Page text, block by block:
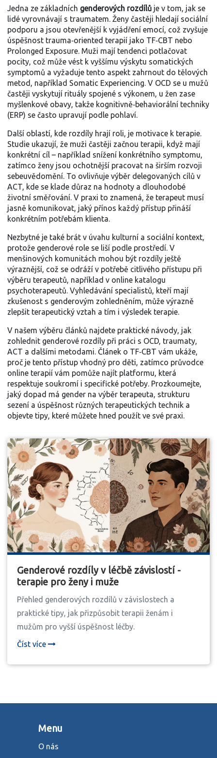
Jedna ze základních genderových rozdílů je v tom, jak se
lidé vyrovnávají s traumatem. Ženy častěji hledají sociální
podporu a jsou otevřenější k vyjádření emocí, což zvyšuje
úspěšnost trauma‑oriented terapií jako TF‑CBT nebo
Prolonged Exposure. Muži mají tendenci potlačovat
pocity, což může vést k vyššímu výskytu somatických
symptomů a vyžaduje tento aspekt zahrnout do tělových
metod, například Somatic Experiencing. V OCD se u mužů
častěji vyskytují rituály spojené s výkonem, u žen zase
myšlenkové obavy, takže kognitivně‑behaviorální techniky
(ERP) se často upravují podle pohlaví.
Další oblastí, kde rozdíly hrají roli, je motivace k terapie.
Studie ukazují, že muži častěji začnou terapii, když mají
konkrétní cíl – například snížení konkrétního symptomu,
zatímco ženy jsou ochotnější pracovat na širším rozvoji
sebeuvědomění. To ovlivňuje výběr delegovaných cílů v
ACT, kde se klade důraz na hodnoty a dlouhodobé
životní směřování. V praxi to znamená, že terapeut musí
jasně komunikovat, jaký přínos každý přístup přináší
konkrétním potřebám klienta.
Nezbytné je také brát v úvahu kulturní a sociální kontext,
protože genderové role se liší podle prostředí. V
menšinových komunitách mohou být rozdíly ještě
výraznější, což se odráží v potřebě citlivého přístupu při
výběru terapeutů, například v online katalogu
psychoterapeutů. Vyhledávání specialistů, kteří mají
zkušenost s genderovým zohledněním, může výrazně
zlepšit terapeutický vztah a tím i výsledek terapie.
V našem výběru článků najdete praktické návody, jak
zohlednit genderové rozdíly při práci s OCD, traumaty,
ACT a dalšími metodami. Článek o TF‑CBT vám ukáže,
proč je tento přístup vhodný pro děti, zatímco průvodce
online terapií vám pomůže najít platformu, která
respektuje soukromí i specifické potřeby. Prozkoumejte,
jaký dopad má gender na výběr terapeuta, strukturu
sezení a úspěšnost různých terapeutických technik a
objevte tipy, které můžete hned použít ve své praxi.
Genderové rozdíly v léčbě závislostí -
terapie pro ženy i muže
Přehled genderových rozdílů v závislostech a
praktické tipy, jak přizpůsobit terapii ženám i
mužům pro vyšší úspěšnost léčby.
Číst více
Menu
O nás